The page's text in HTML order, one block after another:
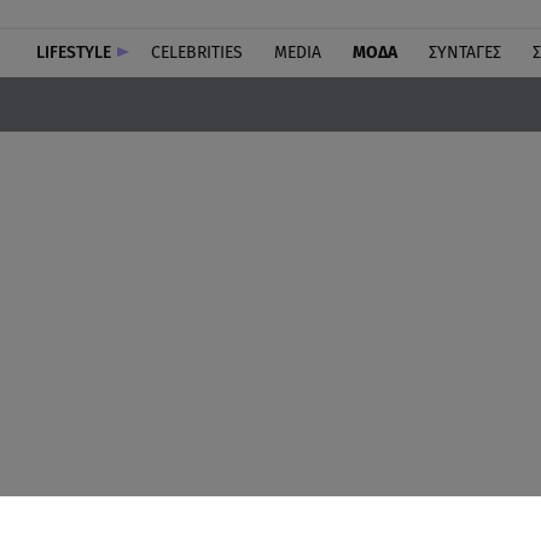
LIFESTYLE CELEBRITIES MEDIA ΜΟΔΑ ΣΥΝΤΑΓΕΣ